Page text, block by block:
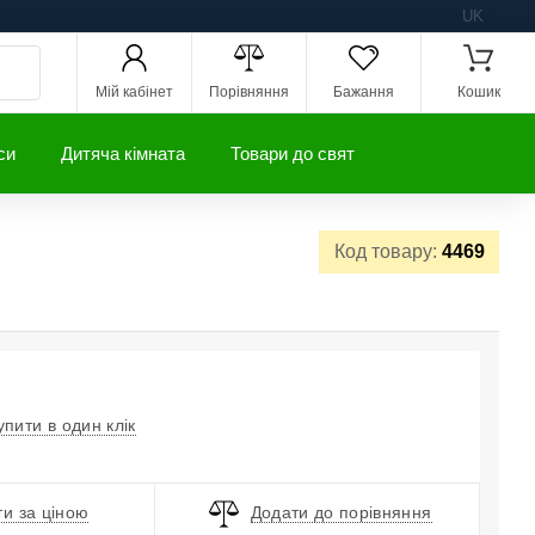
UK
Мій кабінет Порівняння Бажання Кошик
Дитяча кімната Товари до свят
Код товару: 4469
в один клік
за ціною Додати до порівняння